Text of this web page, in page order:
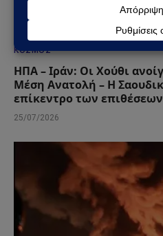
ΚΌΣΜΟΣ
ΗΠΑ – Ιράν: Οι Χούθι
Μέση Ανατολή – Η
επίκεντρο των επιθέσεων
25/07/2026